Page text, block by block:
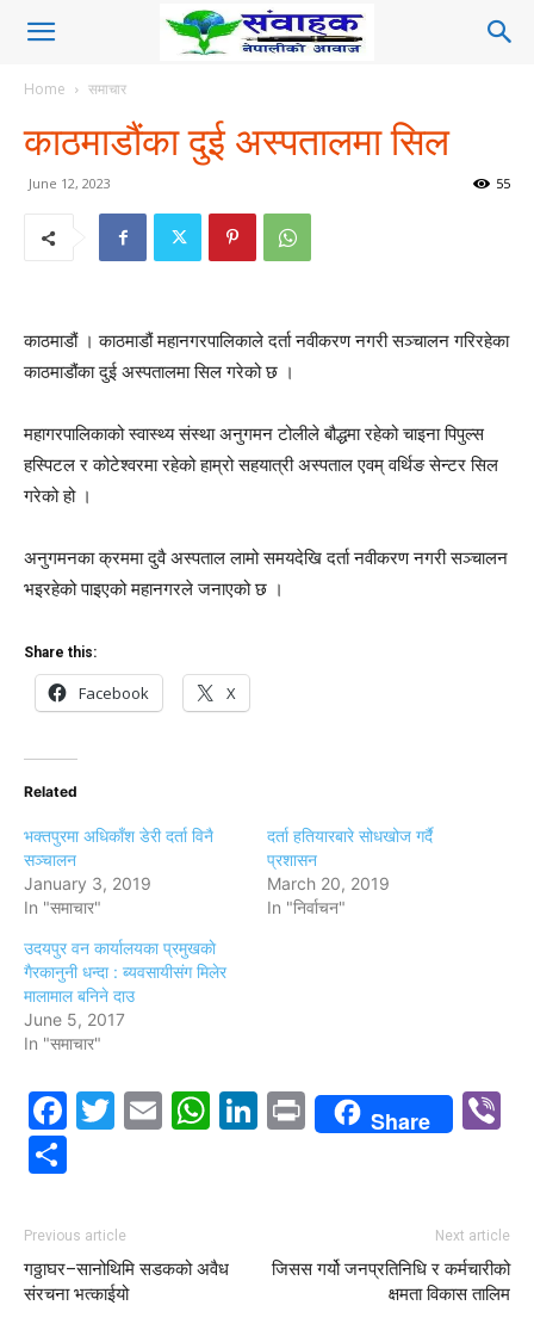
Home समाचार
काठमाडौंका दुई अस्पतालमा सिल
June 12, 2023 55
काठमाडौं । काठमाडौं महानगरपालिकाले दर्ता नवीकरण नगरी सञ्चालन गरिरहेका
काठमाडौंका दुई अस्पतालमा सिल गरेको छ ।
महागरपालिकाको स्वास्थ्य संस्था अनुगमन टोलीले बौद्धमा रहेको चाइना पिपुल्स
हस्पिटल र कोटेश्वरमा रहेको हाम्रो सहयात्री अस्पताल एवम् वर्थिङ सेन्टर सिल
गरेको हो ।
अनुगमनका क्रममा दुवै अस्पताल लामो समयदेखि दर्ता नवीकरण नगरी सञ्चालन
भइरहेको पाइएको महानगरले जनाएको छ ।
Share this:
Facebook X
Related
भक्तपुरमा अधिकाँश डेरी दर्ता विनै
सञ्चालन
January 3, 2019
In "समाचार"
दर्ता हतियारबारे सोधखोज गर्दै
प्रशासन
March 20, 2019
In "निर्वाचन"
उदयपुर वन कार्यालयका प्रमुखकाे
गैरकानुनी धन्दा : ब्यवसायीसंग मिलेर
मालामाल बनिने दाउ
June 5, 2017
In "समाचार"
Facebook
Twitter
EmailWhatsApp
LinkedIn
PrintShare
Previous article
गठ्ठाघर–सानोथिमि सडकको अवैध
संरचना भत्काईयो
Next article
जिसस गर्यो जनप्रतिनिधि र कर्मचारीको
क्षमता विकास तालिम